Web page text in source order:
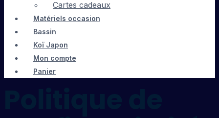
Cartes cadeaux
Matériels occasion
Bassin
Koï Japon
Mon compte
Panier